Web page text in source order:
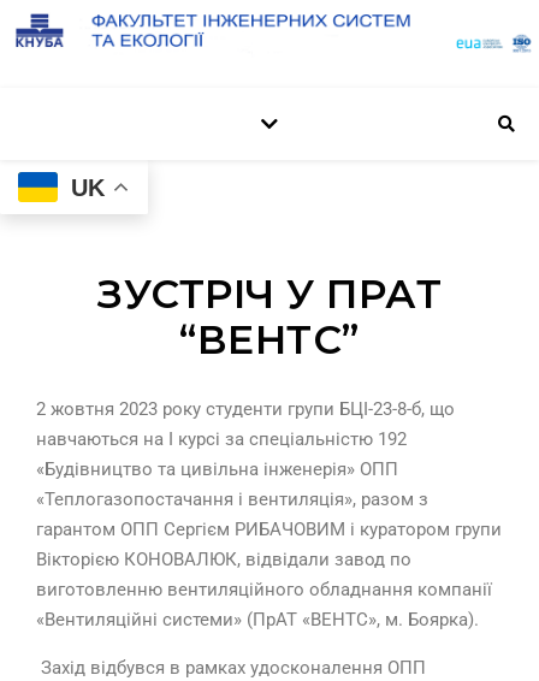
UK
ЗУСТРІЧ У ПРАТ
“ВЕНТС”
2 жовтня 2023 року студенти групи БЦІ-23-8-б, що
навчаються на І курсі за спеціальністю 192
«Будівництво та цивільна інженерія» ОПП
«Теплогазопостачання і вентиляція», разом з
гарантом ОПП Сергієм РИБАЧОВИМ і куратором групи
Вікторією КОНОВАЛЮК, відвідали завод по
виготовленню вентиляційного обладнання компанії
«Вентиляційні системи» (ПрАТ «ВЕНТС», м. Боярка).
Захід відбувся в рамках удосконалення ОПП